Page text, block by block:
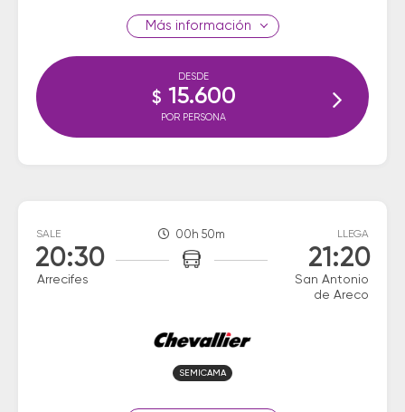
información
DESDE
$ 15.600
POR PERSONA
SALE
20:30
Arrecifes
00h 50m LLEGA
21:20
San Antonio
de Areco
SEMICAMA